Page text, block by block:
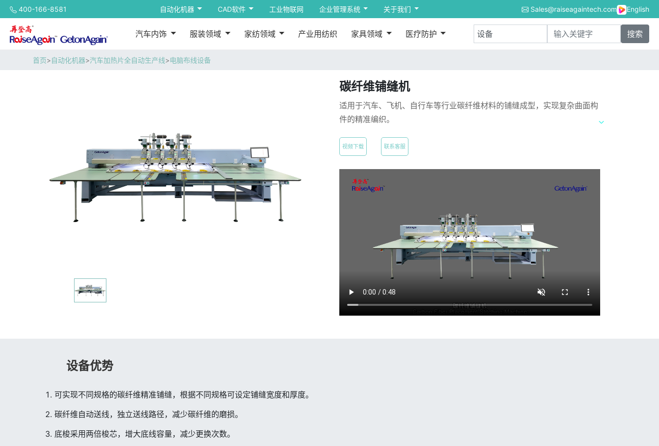
400-166-8581 自动化机器 CAD软件 工业物联网 企业管理系统 关于我们 Sales@raiseagaintech.com English
汽车内饰 服装领域 家纺领域 产业用纺织 家具领域 医疗防护
首页>自动化机器>汽车加热片全自动生产线>电脑布线设备
碳纤维铺缝机
适用于汽车、飞机、自行车等行业碳纤维材料的铺缝成型，实现复杂曲面构
件的精准编织。
视频下载 联系客服
设备优势
可实现不同规格的碳纤维精准铺缝，根据不同规格可设定铺缝宽度和厚度。
碳纤维自动送线，独立送线路径，减少碳纤维的磨损。
底梭采用两倍梭芯，增大底线容量，减少更换次数。